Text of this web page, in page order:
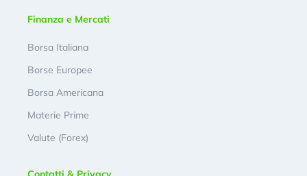
Finanza e Mercati
Borsa Italiana
Borse Europee
Borsa Americana
Materie Prime
Valute (Forex)